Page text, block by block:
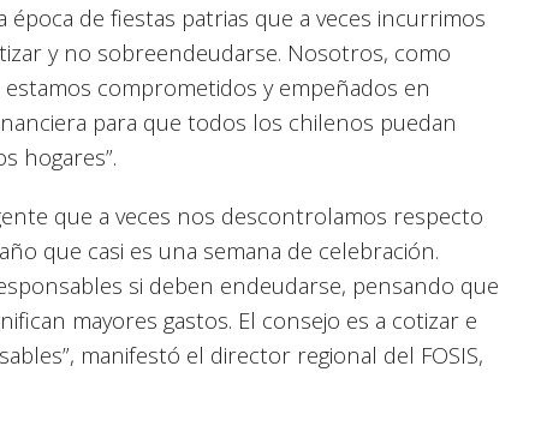
de fiestas patrias que a veces incurrimos
y no sobreendeudarse. Nosotros, como
comprometidos y empeñados en
para que todos los chilenos puedan
hogares”.
que a veces nos descontrolamos respecto
que casi es una semana de celebración.
si deben endeudarse, pensando que
mayores gastos. El consejo es a cotizar e
manifestó el director regional del FOSIS,